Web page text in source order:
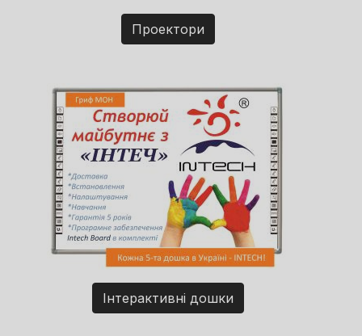
Проектори
Інтерактивні дошки